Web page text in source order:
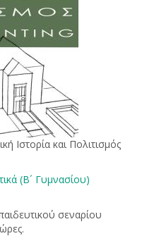
Ιστορία και Πολιτισμός
(Β´ Γυμνασίου)
σεναρίου